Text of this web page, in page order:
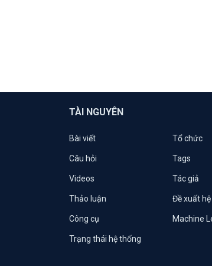
TÀI NGUYÊN
Bài viết Tổ chức
Câu hỏi Tags
Videos Tác giả
Thảo luận Đề xuất
Công cụ Machine
Trạng thái hệ thống